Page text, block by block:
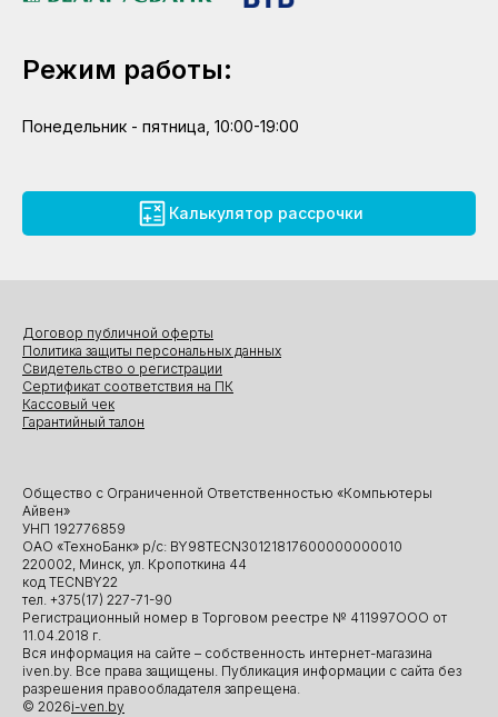
Режим работы:
Понедельник - пятница, 10:00-19:00
Калькулятор рассрочки
Общество с Ограниченной Ответственностью «Компьютеры
Айвен»
УНП 192776859
ОАО «ТехноБанк» р/с: BY98TECN30121817600000000010
220002, Минск, ул. Кропоткина 44
код TECNBY22
тел. +375(17) 227-71-90
Регистрационный номер в Торговом реестре № 411997ООО от
11.04.2018 г.
Вся информация на сайте – собственность интернет-магазина
iven.by. Все права защищены. Публикация информации с сайта без
разрешения правообладателя запрещена.
© 2026i-ven.by
Договор публичной оферты
Политика защиты персональных данных
Свидетельство о регистрации
Сертификат соответствия на ПК
Кассовый чек
Гарантийный талон